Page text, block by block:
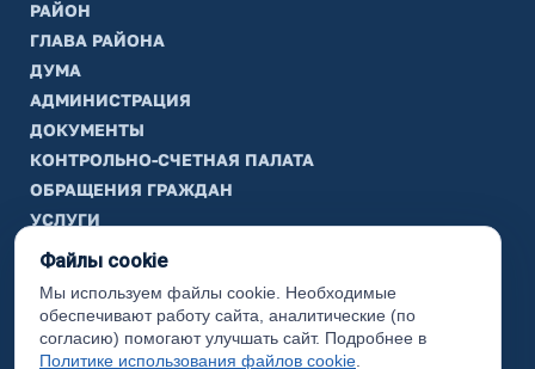
РАЙОН
ГЛАВА РАЙОНА
ДУМА
АДМИНИСТРАЦИЯ
ДОКУМЕНТЫ
КОНТРОЛЬНО-СЧЕТНАЯ ПАЛАТА
ОБРАЩЕНИЯ ГРАЖДАН
УСЛУГИ
ТИК
ИНФОРМАЦИЯ
Законодательная карта
Карта сайта
Файлы cookie
Мы используем файлы cookie. Необходимые
обеспечивают работу сайта, аналитические (по
согласию) помогают улучшать сайт. Подробнее в
Политике использования файлов cookie